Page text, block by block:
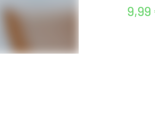
9,99